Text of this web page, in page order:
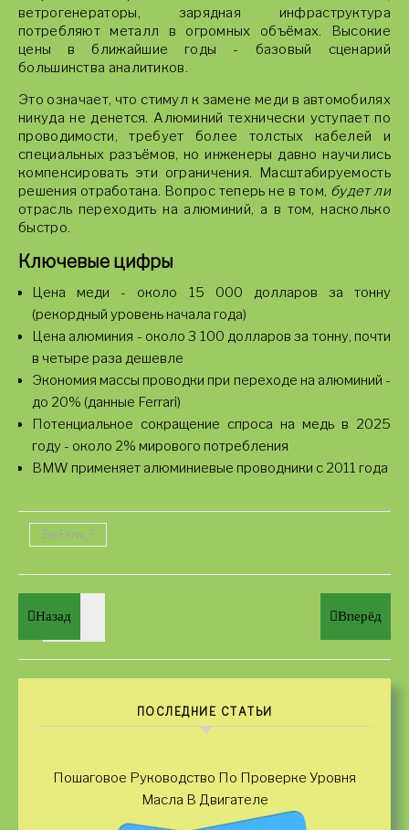
ветрогенераторы, зарядная инфраструктура
потребляют металл в огромных объёмах. Высокие
цены в ближайшие годы - базовый сценарий
большинства аналитиков.
Это означает, что стимул к замене меди в автомобилях
никуда не денется. Алюминий технически уступает по
проводимости, требует более толстых кабелей и
специальных разъёмов, но инженеры давно научились
компенсировать эти ограничения. Масштабируемость
решения отработана. Вопрос теперь не в том, будет ли
отрасль переходить на алюминий, а в том, насколько
быстро.
Ключевые цифры
Цена меди - около 15 000 долларов за тонну
(рекордный уровень начала года)
Цена алюминия - около 3 100 долларов за тонну, почти
в четыре раза дешевле
Экономия массы проводки при переходе на алюминий -
до 20% (данные Ferrari)
Потенциальное сокращение спроса на медь в 2025
году - около 2% мирового потребления
BMW применяет алюминиевые проводники с 2011 года
ZenFlow_7
Назад Вперёд
ПОСЛЕДНИЕ СТАТЬИ
Пошаговое Руководство По Проверке Уровня
Масла В Двигателе